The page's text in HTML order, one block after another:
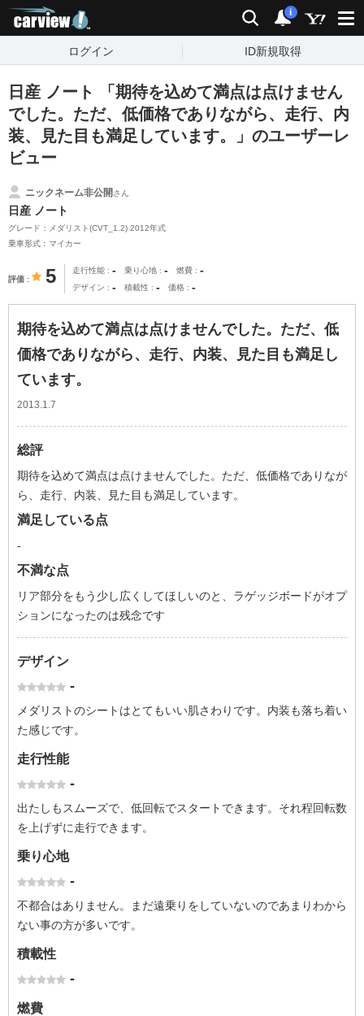
検索 通知
i
ログイン ID新規取得
日産 ノート 「期待を込めて満点は点けません
でした。ただ、低価格でありながら、走行、内
装、見た目も満足しています。」のユーザーレ
ビュー
ニックネーム非公開さん
日産 ノート
グレード：メダリスト(CVT_1.2) 2012年式
乗車形式：マイカー
評価 5 走行性能 - 乗り心地 - 燃費 -
デザイン - 積載性 - 価格 -
期待を込めて満点は点けませんでした。ただ、低
価格でありながら、走行、内装、見た目も満足し
ています。
2013.1.7
総評
期待を込めて満点は点けませんでした。ただ、低価格でありなが
ら、走行、内装、見た目も満足しています。
満足している点
-
不満な点
リア部分をもう少し広くしてほしいのと、ラゲッジボードがオプ
ションになったのは残念です
デザイン
-
メダリストのシートはとてもいい肌さわりです。内装も落ち着い
た感じです。
走行性能
-
出たしもスムーズで、低回転でスタートできます。それ程回転数
を上げずに走行できます。
乗り心地
-
不都合はありません。まだ遠乗りをしていないのであまりわから
ない事の方が多いです。
積載性
-
燃費